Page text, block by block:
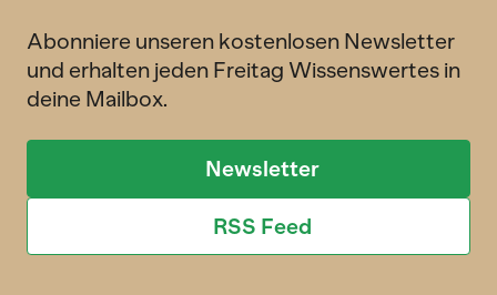
Abonniere unseren kostenlosen Newsletter
und erhalten jeden Freitag Wissenswertes in
deine Mailbox.
Newsletter
RSS Feed